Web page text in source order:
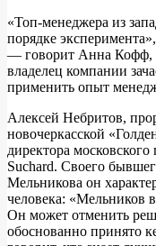
«Топ-менеджера из
порядке
— говорит Анна Кофф,
владелец компании
применить опыт
Алексей Небритов,
новочеркасской
директора московского
Suchard. Своего
Мельникова он
человека: «Мельников
Он может отменить
обоснованно принято